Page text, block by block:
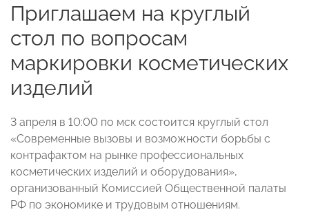
Приглашаем на круглый
стол по вопросам
маркировки косметических
изделий
3 апреля в 10:00 по мск состоится круглый стол
«Современные вызовы и возможности борьбы с
контрафактом на рынке профессиональных
косметических изделий и оборудования»,
организованный Комиссией Общественной палаты
РФ по экономике и трудовым отношениям.